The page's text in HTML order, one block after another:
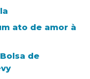
ato de amor à
de